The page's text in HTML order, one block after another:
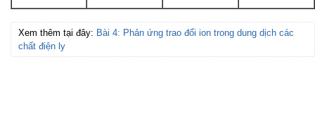
Xem thêm tại đây: Bài 4: Phản ứng trao đổi ion trong dung dịch các
chất điện ly